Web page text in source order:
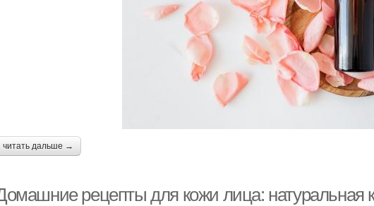
читать дальше →
рецепты для кожи лица: натуральная